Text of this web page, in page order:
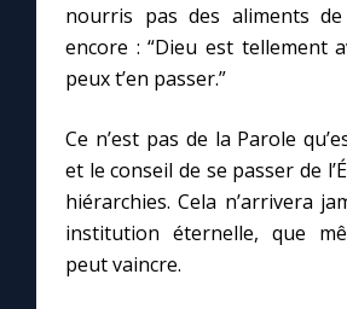
nourris pas des aliments
encore : “Dieu est tellement
peux t’en passer.”
Ce n’est pas de la Parole
et le conseil de se passer de
hiérarchies. Cela n’arrivera
institution éternelle, que
peut vaincre.